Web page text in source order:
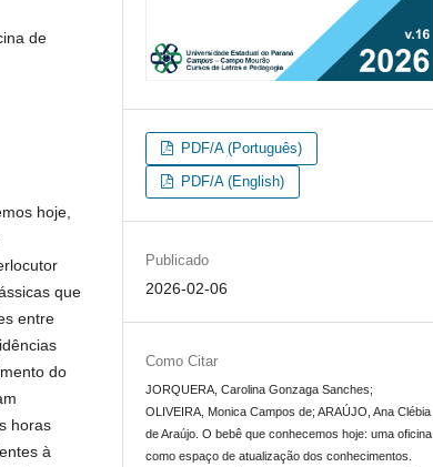
de
hoje,
que
entre
do
horas
à
PDF/A (Português)
PDF/A (English)
Publicado
2026-02-06
Como Citar
JORQUERA, Carolina Gonzaga Sanches;
OLIVEIRA, Monica Campos de; ARAÚJO, Ana Clébia
de Araújo. O bebê que conhecemos hoje: uma oficina
como espaço de atualização dos conhecimentos.